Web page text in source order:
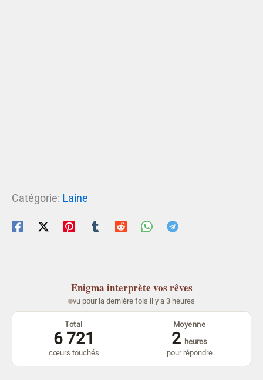
Catégorie: Laine
Enigma interprète vos rêves
vu pour la dernière fois il y a 3 heures
Total
6 721
cœurs touchés
Moyenne
2 heures
pour répondre